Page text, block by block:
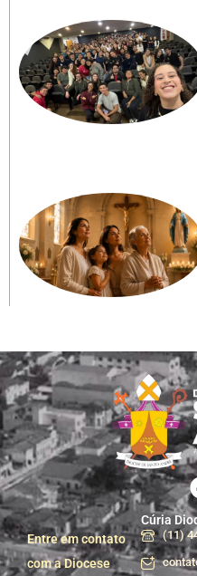
Entre em contato
com a Diocese
Cúria
(11)